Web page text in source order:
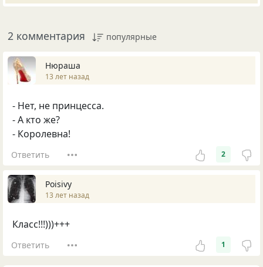
2 комментария популярные
Нюраша
13 лет назад
- Нет, не принцесса.
- А кто же?
- Королевна!
Ответить 2
Poisivy
13 лет назад
Класс!!!)))+++
Ответить 1